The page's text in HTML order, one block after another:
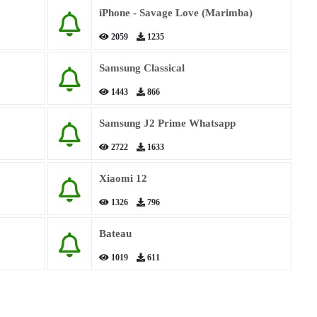
iPhone - Savage Love (Marimba)
2059 1235
Samsung Classical
1443 866
Samsung J2 Prime Whatsapp
2722 1633
Xiaomi 12
1326 796
Bateau
1019 611